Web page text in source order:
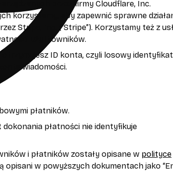
przez firmy Cloudflare, Inc.
korzystamy, aby zapewnić sprawne
Stripe, Inc. (“Stripe”). Korzystamy też z
użytkowników.
ID konta, czyli losowy
wiadomości.
płatników.
płatności nie identyfikuje
i płatników zostały opisane w polityce
opisani w powyższych dokumentach jako